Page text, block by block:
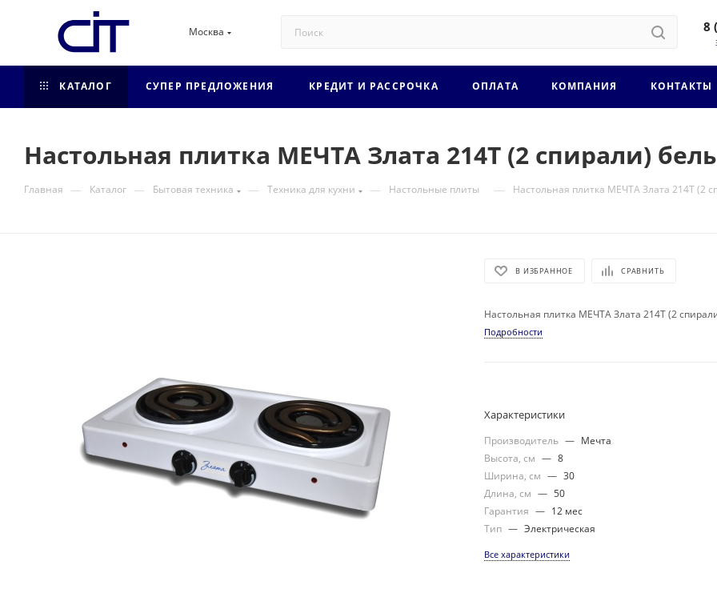
Москва 8
КАТАЛОГ СУПЕР ПРЕДЛОЖЕНИЯ КРЕДИТ И РАССРОЧКА ОПЛАТА КОМПАНИЯ КОНТАКТЫ
Настольная плитка МЕЧТА Злата 214Т (2 спирали)
Главная — Каталог — Бытовая техника — Техника для кухни — Настольные плиты — Настольная плитка МЕЧТА Злата 214Т (2
В ИЗБРАННОЕ СРАВНИТЬ
Настольная плитка МЕЧТА Злата 214Т (2
Подробности
Характеристики
Производитель — Мечта
Высота, см — 8
Ширина, см — 30
Длина, см — 50
Гарантия — 12 мес
Тип — Электрическая
Все характеристики